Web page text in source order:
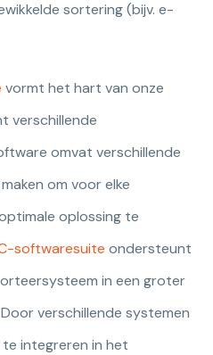
sortering (bijv. e-
vormt het hart van onze
verschillende
omvat verschillende
om voor elke
oplossing te
softwaresuite ondersteunt
in een groter
verschillende systemen
integreren in het